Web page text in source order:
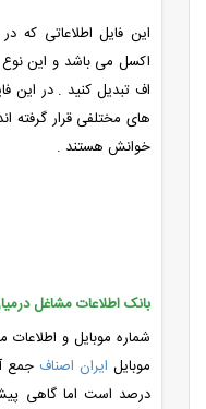
این فایل اطلاعاتی که
اکسل می باشد و این
اف تبدیل کنید . در این
های مختلفی قرار گرفته
خوانش هستند .
بانک اطلاعات مشاغل
شماره موبایل و
موبایل ایران اصناف
درصد است اما گاهی